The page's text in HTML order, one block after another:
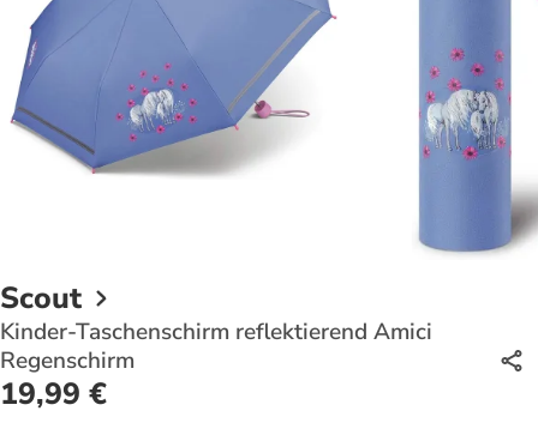
Scout
Kinder-Taschenschirm reflektierend Amici
Regenschirm
19,99 €